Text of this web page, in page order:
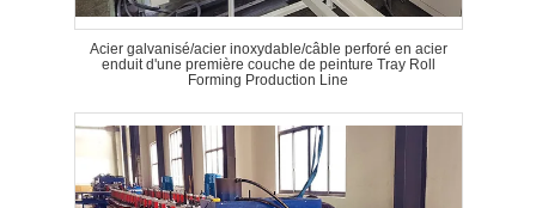
Acier galvanisé/acier inoxydable/câble perforé en acier
enduit d'une première couche de peinture Tray Roll
Forming Production Line